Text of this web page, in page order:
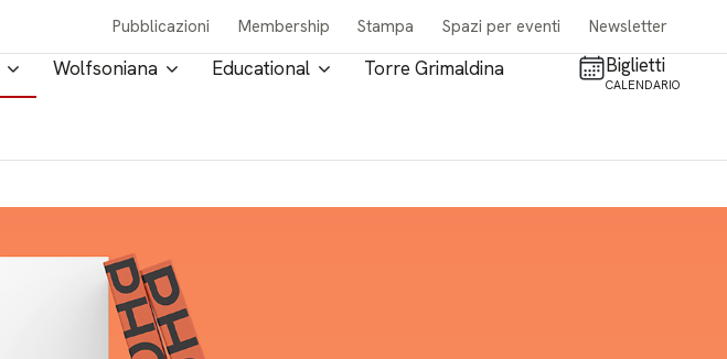
Pubblicazioni Membership Stampa Spazi per eventi Newsletter
Wolfsoniana Educational Torre Grimaldina Biglietti
CALENDARIO